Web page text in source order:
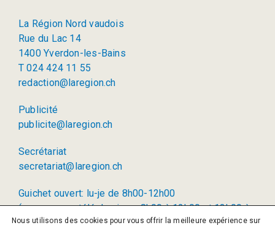
La Région Nord vaudois
Rue du Lac 14
1400 Yverdon-les-Bains
T 024 424 11 55
redaction@laregion.ch
Publicité
publicite@laregion.ch
Secrétariat
secretariat@laregion.ch
Guichet ouvert: lu-je de 8h00-12h00
(permanence téléphonique: 8h00 à 12h00 et 13h00 à
17h00)
Nous utilisons des cookies pour vous offrir la meilleure expérience sur